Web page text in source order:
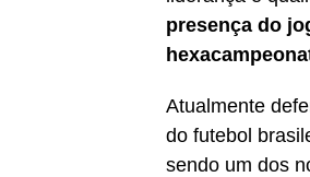
presença do
Atualmente
do futebol
sendo um dos